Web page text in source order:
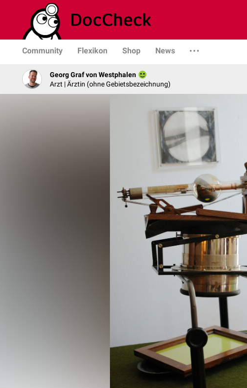
Community Flexikon Shop News
Georg Graf von Westphalen
Arzt | Ärztin (ohne Gebietsbezeichnung)